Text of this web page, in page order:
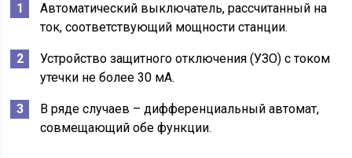
Автоматический выключатель, рассчитанный на
ток, соответствующий мощности станции.
Устройство защитного отключения (УЗО) с током
утечки не более 30 мА.
В ряде случаев – дифференциальный автомат,
совмещающий обе функции.